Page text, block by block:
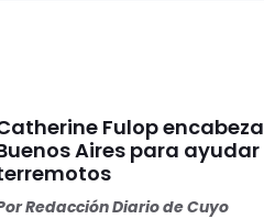
Fulop
Aires para
Redacción Diario de Cuyo